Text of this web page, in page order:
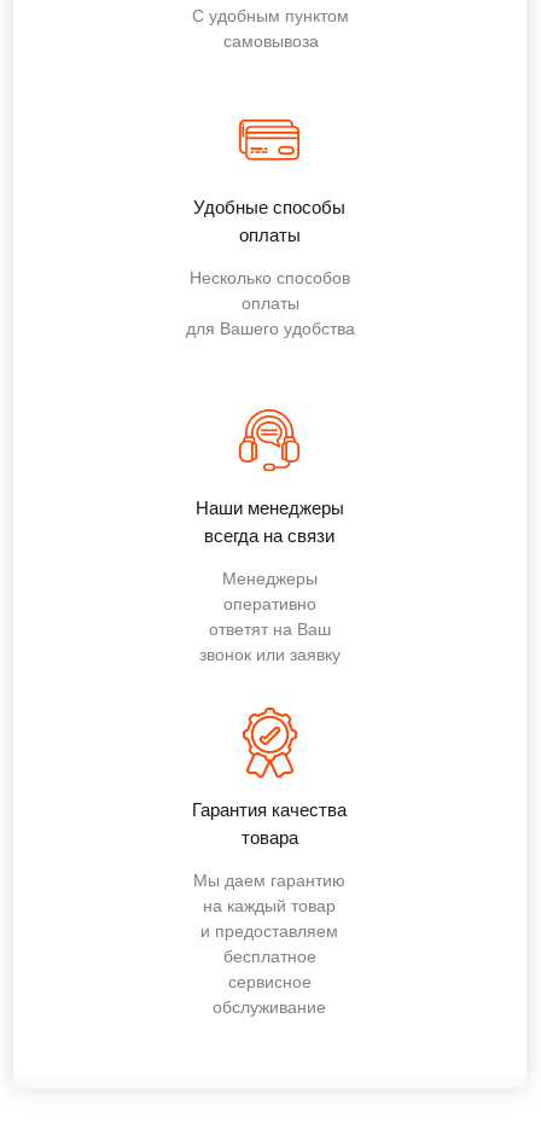
Удобные способы
оплаты
Гарантия качества
товара
Наши менеджеры
всегда на связи
С удобным пунктом
самовывоза
Несколько способов
оплаты
для Вашего удобства
Мы даем гарантию
на каждый товар
и предоставляем
бесплатное
сервисное
обслуживание
Менеджеры
оперативно
ответят на Ваш
звонок или заявку